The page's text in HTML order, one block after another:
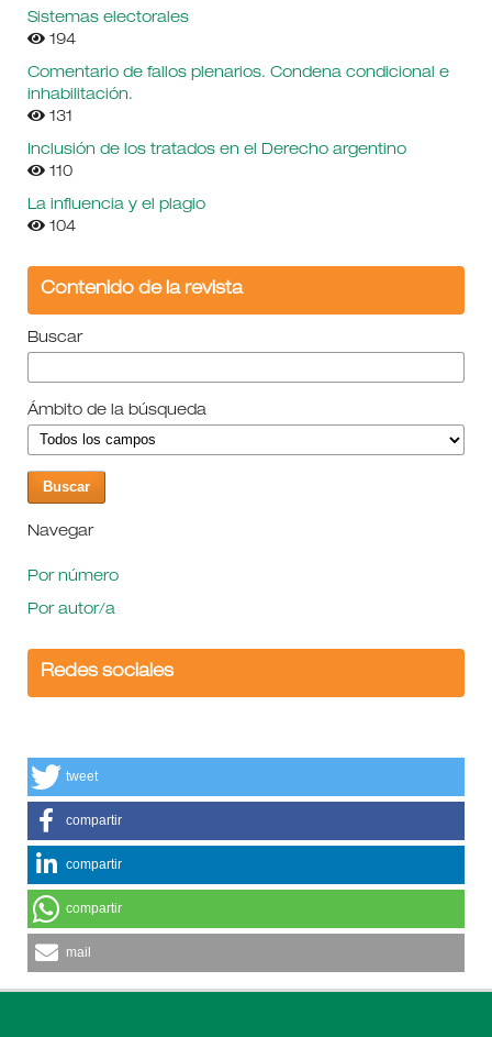
Sistemas electorales
194
Comentario de fallos plenarios. Condena condicional e
inhabilitación.
131
Inclusión de los tratados en el Derecho argentino
110
La influencia y el plagio
104
Contenido de la revista
Buscar
Ámbito de la búsqueda
Navegar
Por número
Por autor/a
Redes sociales
tweet
compartir
compartir
compartir
mail